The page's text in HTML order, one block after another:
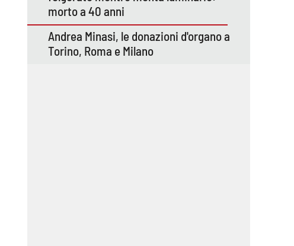
morto a 40 anni
Andrea Minasi, le donazioni d'organo a
Torino, Roma e Milano